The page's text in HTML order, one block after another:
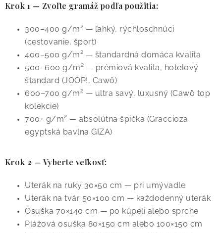
Krok 1 — Zvoľte gramáž podľa použitia:
300–400 g/m² — ľahký, rýchloschnúci
(cestovanie, šport)
400–500 g/m² — štandardná domáca kvalita
500–600 g/m² — prémiová kvalita, hotelový
štandard (JOOP!, Cawö)
600–700 g/m² — ultra savý, luxusný (Cawö top
kolekcie)
700+ g/m² — absolútna špička (Graccioza
egyptská bavlna GIZA)
Krok 2 — Vyberte veľkosť:
Uterák na ruky 30×50 cm — pri umývadle
Uterák na tvár 50×100 cm — každodenný uterák
Osuška 70×140 cm — po kúpeli alebo sprche
Plážová osuška 80×150 cm alebo 100×150 cm